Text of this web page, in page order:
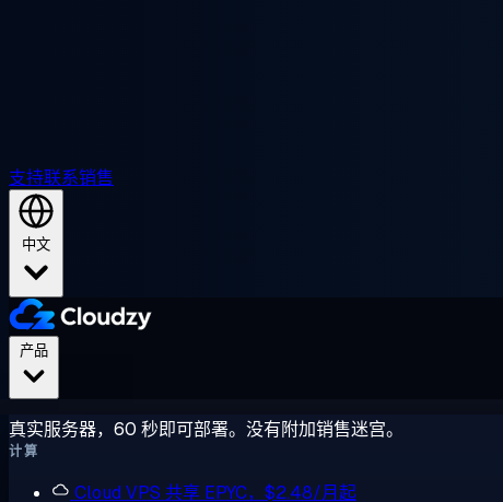
支持联系销售
中文
真实服务器，60 秒即可部署。没有附加销售迷宫。
计算
Cloud VPS 共享 EPYC，$2.48/月起